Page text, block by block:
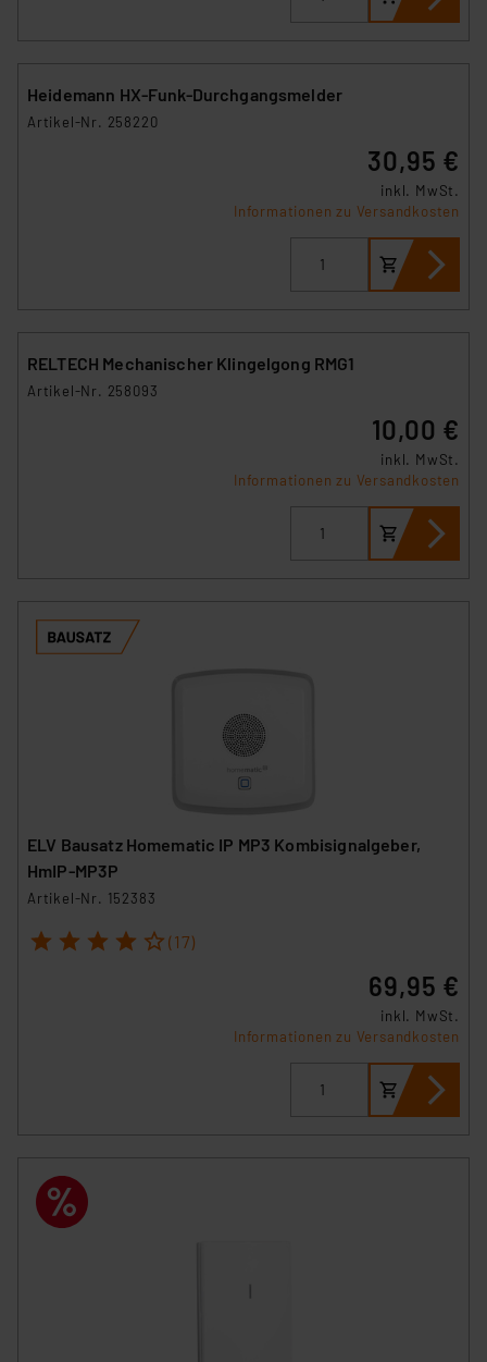
Heidemann HX-Funk-Durchgangsmelder
Artikel-Nr. 258220
30,95 €
inkl. MwSt.
Informationen zu Versandkosten
RELTECH Mechanischer Klingelgong RMG1
Artikel-Nr. 258093
10,00 €
inkl. MwSt.
Informationen zu Versandkosten
ELV Bausatz Homematic IP MP3 Kombisignalgeber,
HmIP-MP3P
Artikel-Nr. 152383
1 2 3 4 5 (17)
69,95 €
inkl. MwSt.
Informationen zu Versandkosten